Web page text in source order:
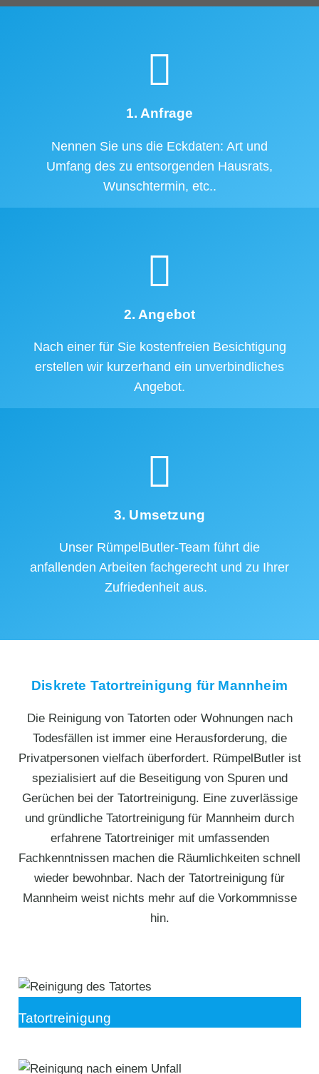
1. Anfrage
Nennen Sie uns die Eckdaten: Art und
Umfang des zu entsorgenden Hausrats,
Wunschtermin, etc..
2. Angebot
Nach einer für Sie kostenfreien Besichtigung
erstellen wir kurzerhand ein unverbindliches
Angebot.
3. Umsetzung
Unser RümpelButler-Team führt die
anfallenden Arbeiten fachgerecht und zu Ihrer
Zufriedenheit aus.
Diskrete Tatortreinigung für Mannheim
Die Reinigung von Tatorten oder Wohnungen nach
Todesfällen ist immer eine Herausforderung, die
Privatpersonen vielfach überfordert. RümpelButler ist
spezialisiert auf die Beseitigung von Spuren und
Gerüchen bei der Tatortreinigung. Eine zuverlässige
und gründliche Tatortreinigung für Mannheim durch
erfahrene Tatortreiniger mit umfassenden
Fachkenntnissen machen die Räumlichkeiten schnell
wieder bewohnbar. Nach der Tatortreinigung für
Mannheim weist nichts mehr auf die Vorkommnisse
hin.
Tatortreinigung